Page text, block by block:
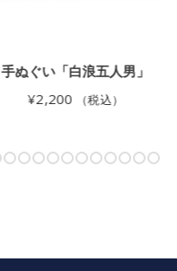
手ぬぐい「白浪五人男」
¥2,200 （税込）